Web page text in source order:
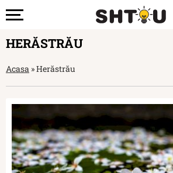
HERĂSTRĂU
Acasa »Herăstrău